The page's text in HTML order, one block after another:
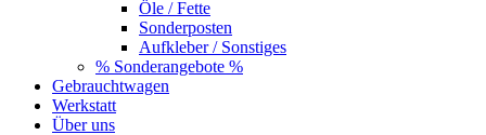
Öle / Fette
Sonderposten
Aufkleber / Sonstiges
% Sonderangebote %
Gebrauchtwagen
Werkstatt
Über uns